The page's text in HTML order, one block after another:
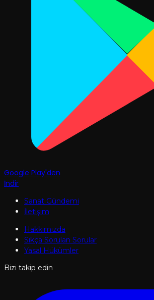
Google Play'den
İndir
Sanat Gündemi
İletişim
Hakkımızda
Sıkça Sorulan Sorular
Yasal Hükümler
Bizi takip edin